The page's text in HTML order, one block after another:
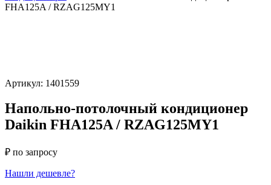
FHA125A / RZAG125MY1
Артикул: 1401559
Напольно-потолочный кондиционер
Daikin FHA125A / RZAG125MY1
₽ по запросу
Нашли дешевле?